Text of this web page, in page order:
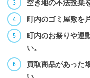
空き地の不法投棄
町内のゴミ屋敷を
町内のお祭りや運
い。
買取商品があった
い。